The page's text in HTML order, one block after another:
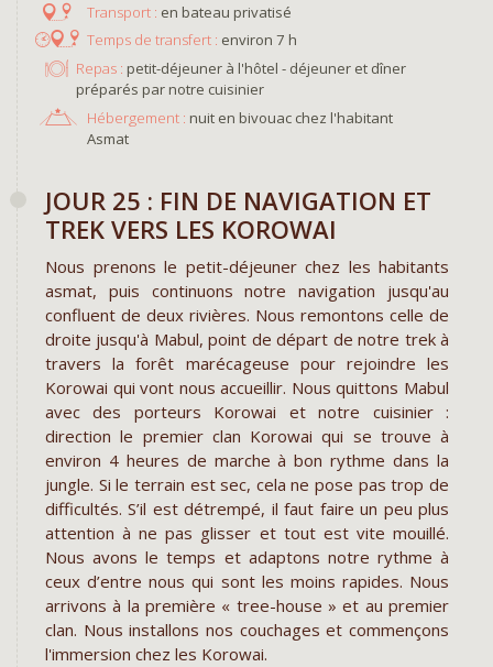
en bateau privatisé
environ 7 h
Repas : petit-déjeuner à l'hôtel - déjeuner et dîner
préparés par notre cuisinier
Hébergement : nuit en bivouac chez l'habitant
Asmat ​
​JOUR 25 : FIN DE NAVIGATION ET
TREK VERS LES KOROWAI
Nous prenons le petit-déjeuner chez les habitants
asmat, puis continuons notre navigation jusqu'au
confluent de deux rivières. Nous remontons celle de
droite jusqu'à Mabul, point de départ de notre trek à
travers la forêt marécageuse pour rejoindre les
Korowai qui vont nous accueillir. Nous quittons Mabul
avec des porteurs Korowai et notre cuisinier :
direction le premier clan Korowai qui se trouve à
environ 4 heures de marche à bon rythme dans la
jungle. Si le terrain est sec, cela ne pose pas trop de
difficultés. S’il est détrempé, il faut faire un peu plus
attention à ne pas glisser et tout est vite mouillé.
Nous avons le temps et adaptons notre rythme à
ceux d’entre nous qui sont les moins rapides. Nous
arrivons à la première « tree-house » et au premier
clan. Nous installons nos couchages et commençons
l'immersion chez les Korowai.